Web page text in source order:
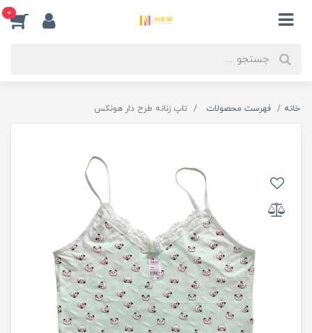
0
خانه فهرست محصولات تاپ زنانه طرح دار هونکس